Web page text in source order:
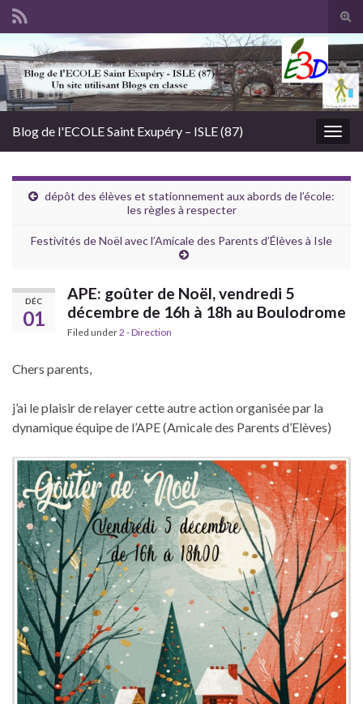
Search for:
Blog de l'ECOLE Saint Exupéry – ISLE (87)
dépôt des élèves et stationnement aux abords de l’école:
les règles à respecter
Festivités de Noël avec l’Amicale des Parents d’Élèves à Isle
DÉC
01
APE: goûter de Noël, vendredi 5
décembre de 16h à 18h au Boulodrome
Filed under2 - Direction
Chers parents,
j’ai le plaisir de relayer cette autre action organisée par la
dynamique équipe de l’APE (Amicale des Parents d’Elèves)